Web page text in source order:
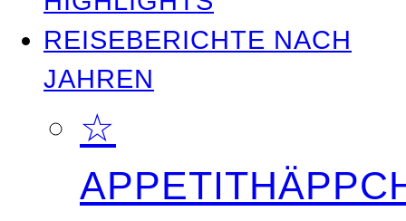
REISEBERICHTE NACH
JAHREN
☆